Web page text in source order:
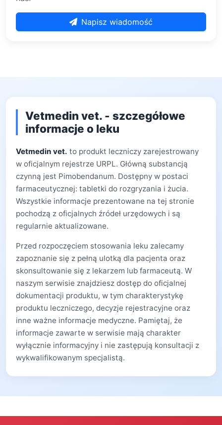
Napisz wiadomość
Vetmedin vet. - szczegółowe
informacje o leku
Vetmedin vet. to produkt leczniczy zarejestrowany
w oficjalnym rejestrze URPL. Główną substancją
czynną jest Pimobendanum. Dostępny w postaci
farmaceutycznej: tabletki do rozgryzania i żucia.
Wszystkie informacje prezentowane na tej stronie
pochodzą z oficjalnych źródeł urzędowych i są
regularnie aktualizowane.
Przed rozpoczęciem stosowania leku zalecamy
zapoznanie się z pełną ulotką dla pacjenta oraz
skonsultowanie się z lekarzem lub farmaceutą. W
naszym serwisie znajdziesz dostęp do oficjalnej
dokumentacji produktu, w tym charakterystykę
produktu leczniczego, decyzje rejestracyjne oraz
inne ważne informacje medyczne. Pamiętaj, że
informacje zawarte w serwisie mają charakter
wyłącznie informacyjny i nie zastępują konsultacji z
wykwalifikowanym specjalistą.